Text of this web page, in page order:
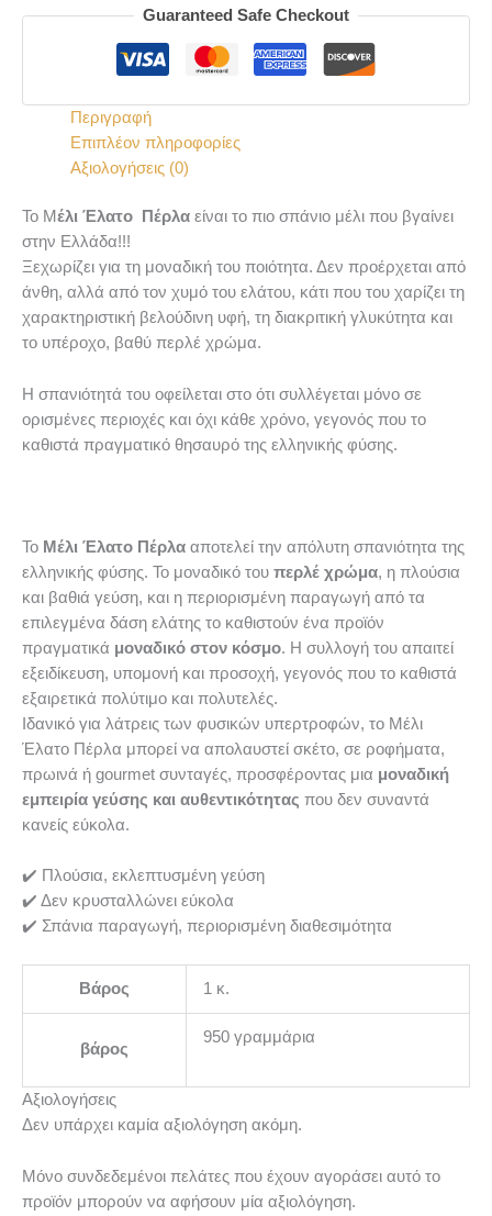
Guaranteed Safe Checkout
Περιγραφή
Επιπλέον πληροφορίες
Αξιολογήσεις (0)
Το Μέλι Έλατο Πέρλα είναι το πιο σπάνιο μέλι που βγαίνει
στην Ελλάδα!!!
Ξεχωρίζει για τη μοναδική του ποιότητα. Δεν προέρχεται από
άνθη, αλλά από τον χυμό του ελάτου, κάτι που του χαρίζει τη
χαρακτηριστική βελούδινη υφή, τη διακριτική γλυκύτητα και
το υπέροχο, βαθύ περλέ χρώμα.
Η σπανιότητά του οφείλεται στο ότι συλλέγεται μόνο σε
ορισμένες περιοχές και όχι κάθε χρόνο, γεγονός που το
καθιστά πραγματικό θησαυρό της ελληνικής φύσης.
Το Μέλι Έλατο Πέρλα αποτελεί την απόλυτη σπανιότητα της
ελληνικής φύσης. Το μοναδικό του περλέ χρώμα, η πλούσια
και βαθιά γεύση, και η περιορισμένη παραγωγή από τα
επιλεγμένα δάση ελάτης το καθιστούν ένα προϊόν
πραγματικά μοναδικό στον κόσμο. Η συλλογή του απαιτεί
εξειδίκευση, υπομονή και προσοχή, γεγονός που το καθιστά
εξαιρετικά πολύτιμο και πολυτελές.
Ιδανικό για λάτρεις των φυσικών υπερτροφών, το Μέλι
Έλατο Πέρλα μπορεί να απολαυστεί σκέτο, σε ροφήματα,
πρωινά ή gourmet συνταγές, προσφέροντας μια μοναδική
εμπειρία γεύσης και αυθεντικότητας που δεν συναντά
κανείς εύκολα.
✔️ Πλούσια, εκλεπτυσμένη γεύση
✔️ Δεν κρυσταλλώνει εύκολα
✔️ Σπάνια παραγωγή, περιορισμένη διαθεσιμότητα
Βάρος 1 κ.
βάρος
950 γραμμάρια
Αξιολογήσεις
Δεν υπάρχει καμία αξιολόγηση ακόμη.
Μόνο συνδεδεμένοι πελάτες που έχουν αγοράσει αυτό το
προϊόν μπορούν να αφήσουν μία αξιολόγηση.